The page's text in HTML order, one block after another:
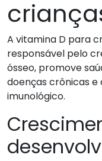
A vitamina D para
responsável pelo
ósseo, promove
doenças crônicas
imunológico.